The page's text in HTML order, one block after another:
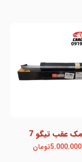
عقب تیگو 7
5.000.000تومان